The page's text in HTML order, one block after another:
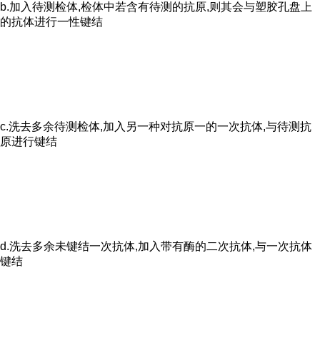
b.加入待测检体,检体中若含有待测的抗原,则其会与塑胶孔盘上
的抗体进行一性键结
c.洗去多余待测检体,加入另一种对抗原一的一次抗体,与待测抗
原进行键结
d.洗去多余未键结一次抗体,加入带有酶的二次抗体,与一次抗体
键结